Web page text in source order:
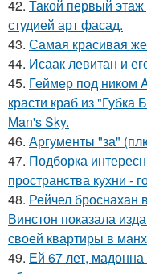
42. Такой первый
студией арт фасад.
43. Самая красивая
44. Исаак левитан и
45. Геймер под ником
красти краб из
Man's Sky.
46. Аргументы "за"
47. Подборка
пространства кухни -
48. Рейчел броснахан
Винстон показала
своей квартиры в
49. Ей 67 лет,